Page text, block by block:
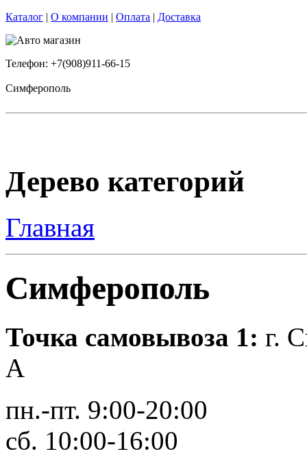
Каталог | О компании | Оплата | Доставка
Телефон: +7(908)911-66-15
Симферополь
Дерево категорий
Главная
Симферополь
Точка самовывоза 1: г.
А
пн.-пт. 9:00-20:00
сб. 10:00-16:00